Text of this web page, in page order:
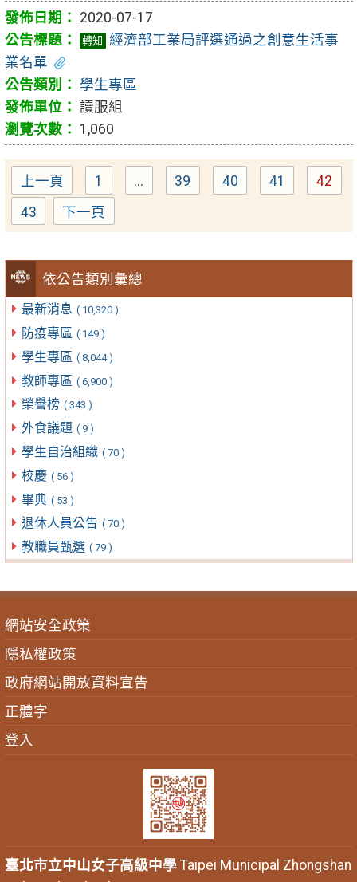
依公告類別彙總
最新消息 ( 10,320 )
防疫專區 ( 149 )
學生專區 ( 8,044 )
教師專區 ( 6,900 )
榮譽榜 ( 343 )
外食議題 ( 9 )
學生自治組織 ( 70 )
校慶 ( 56 )
畢典 ( 53 )
退休人員公告 ( 70 )
教職員甄選 ( 79 )
2020-07-17
轉知
經濟部工業局評選通過之創意生活事
業名單
學生專區
讀服組
1,060
上一頁 Page
1 ... Page
39 Page
40 Page
41 Page
42
Page
43 下一頁
網站安全政策
隱私權政策
政府網站開放資料宣告
正體字
登入
臺北市立中山女子高級中學Taipei Municipal Zhongshan